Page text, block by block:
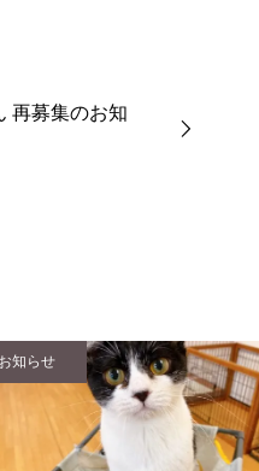
再募集のお知
お知らせ